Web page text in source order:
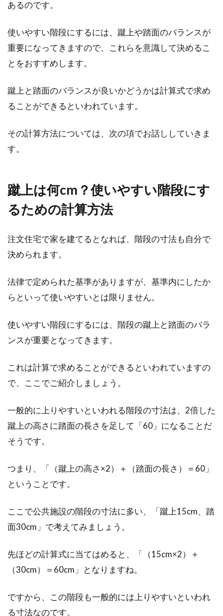
あるのです。
使いやすい階段にするには、蹴上や踏面のバランスが
重要になってきますので、これらを意識して決めるこ
とをおすすめします。
蹴上と踏面のバランスが良いかどうかは計算式で求め
ることができるといわれています。
その計算方法については、次の項でお話ししていきま
す。
蹴上は何cm？使いやすい階段にす
るための計算方法
注文住宅で家を建てるとなれば、階段の寸法も自分で
決められます。
法律で定められた基準がありますが、基準内にしたか
らといって使いやすいとは限りません。
使いやすい階段にするには、階段の蹴上と踏面のバラ
ンスが重要となってきます。
これは計算で求めることができるといわれていますの
で、ここでご紹介しましょう。
一般的に上りやすいといわれる階段の寸法は、2倍した
蹴上の高さに踏面の長さを足して「60」になることだ
そうです。
つまり、「（蹴上の高さ×2）＋（踏面の長さ）＝60」
ということです。
ここで公共施設の階段の寸法に多い、「蹴上15cm、踏
面30cm」で考えてみましょう。
先ほどの計算式に当てはめると、「（15cm×2）＋
（30cm）＝60cm」となりますね。
ですから、この階段も一般的には上りやすいといわれ
る寸法なのです。